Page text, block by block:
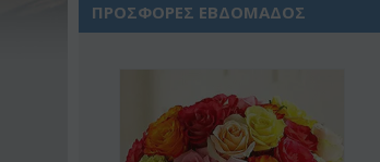
ΠΡΟΣΦΟΡΕΣ ΕΒΔΟΜΑΔΟΣ